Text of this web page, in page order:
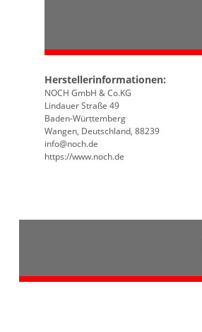
Herstellerinformationen:
NOCH GmbH & Co.KG
Lindauer Straße 49
Baden-Württemberg
Wangen, Deutschland, 88239
info@noch.de
https://www.noch.de